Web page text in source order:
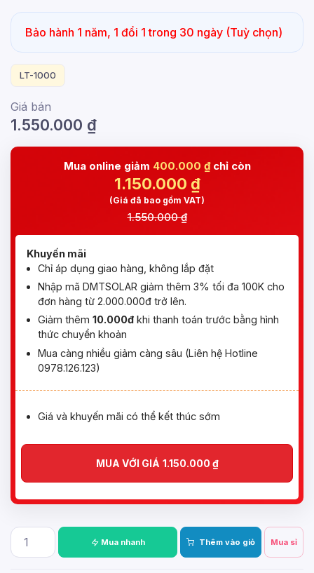
Bảo hành 1 năm, 1 đổi 1 trong 30 ngày (Tuỳ chọn)
LT-1000
Giá bán
1.550.000 ₫
Mua online giảm 400.000 ₫chỉ còn
1.150.000 ₫
(Giá đã bao gồm VAT)
1.550.000 ₫
Khuyến mãi
Chỉ áp dụng giao hàng, không lắp đặt
Nhập mã DMTSOLAR giảm thêm 3% tối đa 100K cho
đơn hàng từ 2.000.000đ trở lên.
Giảm thêm 10.000đ khi thanh toán trước bằng hình
thức chuyển khoản
Mua càng nhiều giảm càng sâu (Liên hệ Hotline
0978.126.123)
Giá và khuyến mãi có thể kết thúc sớm
MUA VỚI GIÁ 1.150.000 ₫
Mua nhanh Thêm vào giỏ Mua sỉ